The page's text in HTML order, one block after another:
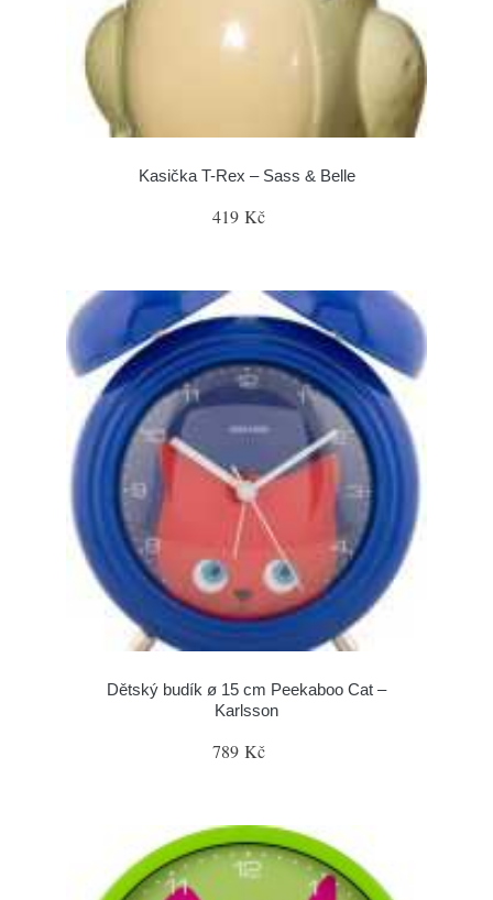
Kasička T-Rex – Sass & Belle
419 Kč
Dětský budík ø 15 cm Peekaboo Cat –
Karlsson
789 Kč